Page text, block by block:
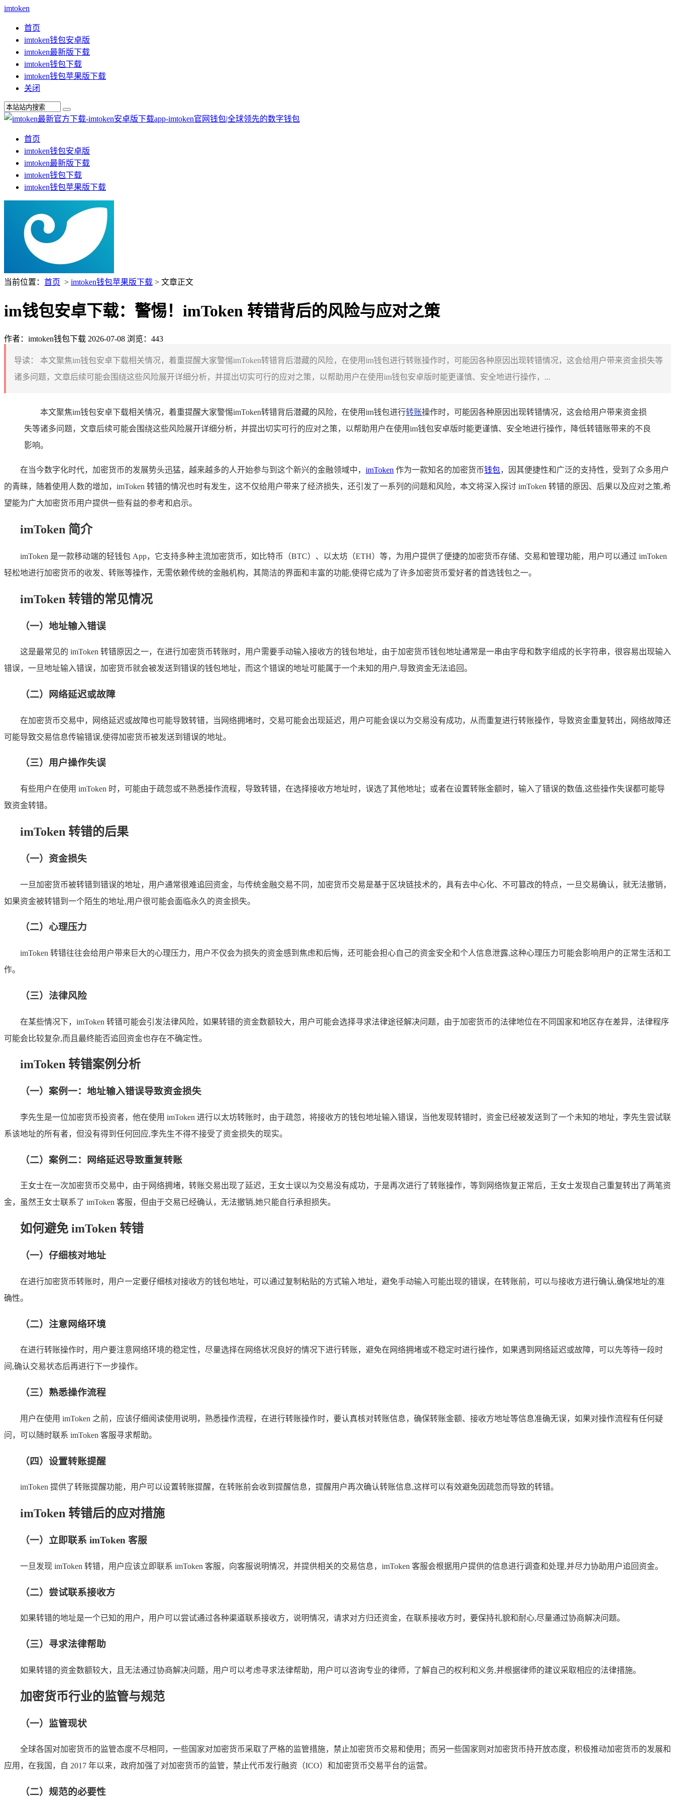
imtoken
首页
imtoken钱包安卓版
imtoken最新版下载
imtoken钱包下载
imtoken钱包苹果版下载
关闭
首页
imtoken钱包安卓版
imtoken最新版下载
imtoken钱包下载
imtoken钱包苹果版下载
当前位置： 首页 > imtoken钱包苹果版下载 > 文章正文
im钱包安卓下载：警惕！imToken 转错背后的风险与应对之策
作者：imtoken钱包下载 2026-07-08 浏览：443
导读：
本文聚焦im钱包安卓下载相关情况，着重提醒大家警惕imToken转错背后潜藏的风险，在使用im钱包进行转账操作时，可能因各种原因出现转错情况，这会给用户带来资金损失等
诸多问题，文章后续可能会围绕这些风险展开详细分析，并提出切实可行的应对之策，以帮助用户在使用im钱包安卓版时能更谨慎、安全地进行操作，...
本文聚焦im钱包安卓下载相关情况，着重提醒大家警惕imToken转错背后潜藏的风险，在使用im钱包进行转账操作时，可能因各种原因出现转错情况，这会给用户带来资金损
失等诸多问题，文章后续可能会围绕这些风险展开详细分析，并提出切实可行的应对之策，以帮助用户在使用im钱包安卓版时能更谨慎、安全地进行操作，降低转错账带来的不良
影响。
在当今数字化时代，加密货币的发展势头迅猛，越来越多的人开始参与到这个新兴的金融领域中， imToken 作为一款知名的加密货币钱包，因其便捷性和广泛的支持性，受到了众多用户
的青睐，随着使用人数的增加，imToken 转错的情况也时有发生，这不仅给用户带来了经济损失，还引发了一系列的问题和风险，本文将深入探讨 imToken 转错的原因、后果以及应对之策,希
望能为广大加密货币用户提供一些有益的参考和启示。
imToken 简介
imToken 是一款移动端的轻钱包 App，它支持多种主流加密货币，如比特币（BTC）、以太坊（ETH）等，为用户提供了便捷的加密货币存储、交易和管理功能，用户可以通过 imToken
轻松地进行加密货币的收发、转账等操作，无需依赖传统的金融机构，其简洁的界面和丰富的功能,使得它成为了许多加密货币爱好者的首选钱包之一。
imToken 转错的常见情况
（一）地址输入错误
这是最常见的 imToken 转错原因之一，在进行加密货币转账时，用户需要手动输入接收方的钱包地址，由于加密货币钱包地址通常是一串由字母和数字组成的长字符串，很容易出现输入
错误，一旦地址输入错误，加密货币就会被发送到错误的钱包地址，而这个错误的地址可能属于一个未知的用户,导致资金无法追回。
（二）网络延迟或故障
在加密货币交易中，网络延迟或故障也可能导致转错，当网络拥堵时，交易可能会出现延迟，用户可能会误以为交易没有成功，从而重复进行转账操作，导致资金重复转出，网络故障还
可能导致交易信息传输错误,使得加密货币被发送到错误的地址。
（三）用户操作失误
有些用户在使用 imToken 时，可能由于疏忽或不熟悉操作流程，导致转错，在选择接收方地址时，误选了其他地址；或者在设置转账金额时，输入了错误的数值,这些操作失误都可能导
致资金转错。
imToken 转错的后果
（一）资金损失
一旦加密货币被转错到错误的地址，用户通常很难追回资金，与传统金融交易不同，加密货币交易是基于区块链技术的，具有去中心化、不可篡改的特点，一旦交易确认，就无法撤销，
如果资金被转错到一个陌生的地址,用户很可能会面临永久的资金损失。
（二）心理压力
imToken 转错往往会给用户带来巨大的心理压力，用户不仅会为损失的资金感到焦虑和后悔，还可能会担心自己的资金安全和个人信息泄露,这种心理压力可能会影响用户的正常生活和工
作。
（三）法律风险
在某些情况下，imToken 转错可能会引发法律风险，如果转错的资金数额较大，用户可能会选择寻求法律途径解决问题，由于加密货币的法律地位在不同国家和地区存在差异，法律程序
可能会比较复杂,而且最终能否追回资金也存在不确定性。
imToken 转错案例分析
（一）案例一：地址输入错误导致资金损失
李先生是一位加密货币投资者，他在使用 imToken 进行以太坊转账时，由于疏忽，将接收方的钱包地址输入错误，当他发现转错时，资金已经被发送到了一个未知的地址，李先生尝试联
系该地址的所有者，但没有得到任何回应,李先生不得不接受了资金损失的现实。
（二）案例二：网络延迟导致重复转账
王女士在一次加密货币交易中，由于网络拥堵，转账交易出现了延迟，王女士误以为交易没有成功，于是再次进行了转账操作，等到网络恢复正常后，王女士发现自己重复转出了两笔资
金，虽然王女士联系了 imToken 客服，但由于交易已经确认，无法撤销,她只能自行承担损失。
如何避免 imToken 转错
（一）仔细核对地址
在进行加密货币转账时，用户一定要仔细核对接收方的钱包地址，可以通过复制粘贴的方式输入地址，避免手动输入可能出现的错误，在转账前，可以与接收方进行确认,确保地址的准
确性。
（二）注意网络环境
在进行转账操作时，用户要注意网络环境的稳定性，尽量选择在网络状况良好的情况下进行转账，避免在网络拥堵或不稳定时进行操作，如果遇到网络延迟或故障，可以先等待一段时
间,确认交易状态后再进行下一步操作。
（三）熟悉操作流程
用户在使用 imToken 之前，应该仔细阅读使用说明，熟悉操作流程，在进行转账操作时，要认真核对转账信息，确保转账金额、接收方地址等信息准确无误，如果对操作流程有任何疑
问，可以随时联系 imToken 客服寻求帮助。
（四）设置转账提醒
imToken 提供了转账提醒功能，用户可以设置转账提醒，在转账前会收到提醒信息，提醒用户再次确认转账信息,这样可以有效避免因疏忽而导致的转错。
imToken 转错后的应对措施
（一）立即联系 imToken 客服
一旦发现 imToken 转错，用户应该立即联系 imToken 客服，向客服说明情况，并提供相关的交易信息，imToken 客服会根据用户提供的信息进行调查和处理,并尽力协助用户追回资金。
（二）尝试联系接收方
如果转错的地址是一个已知的用户，用户可以尝试通过各种渠道联系接收方，说明情况，请求对方归还资金，在联系接收方时，要保持礼貌和耐心,尽量通过协商解决问题。
（三）寻求法律帮助
如果转错的资金数额较大，且无法通过协商解决问题，用户可以考虑寻求法律帮助，用户可以咨询专业的律师，了解自己的权利和义务,并根据律师的建议采取相应的法律措施。
加密货币行业的监管与规范
（一）监管现状
全球各国对加密货币的监管态度不尽相同，一些国家对加密货币采取了严格的监管措施，禁止加密货币交易和使用；而另一些国家则对加密货币持开放态度，积极推动加密货币的发展和
应用，在我国，自 2017 年以来，政府加强了对加密货币的监管，禁止代币发行融资（ICO）和加密货币交易平台的运营。
（二）规范的必要性